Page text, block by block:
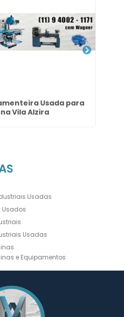
Usada para
Vila Alzira
Usadas
Usados
Usadas
e Equipamentos
Operatrizes
CNC Usada